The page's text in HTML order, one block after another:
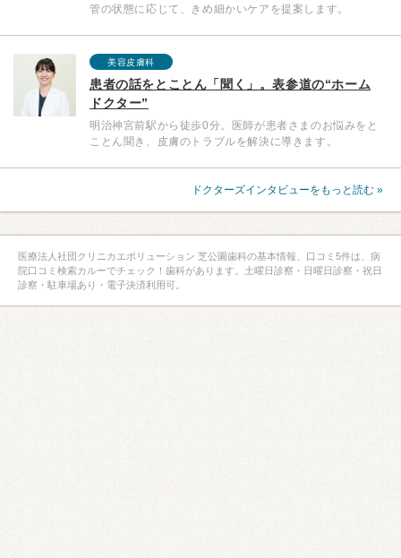
管の状態に応じて、きめ細かいケアを提案します。
美容皮膚科
患者の話をとことん「聞く」。表参道の“ホーム
ドクター”
明治神宮前駅から徒歩0分。医師が患者さまのお悩みをと
ことん聞き、皮膚のトラブルを解決に導きます。
ドクターズインタビューをもっと読む »
医療法人社団クリニカエボリューション 芝公園歯科の基本情報、口コミ5件は、病
院口コミ検索カルーでチェック！歯科があります。土曜日診察・日曜日診察・祝日
診察・駐車場あり・電子決済利用可。